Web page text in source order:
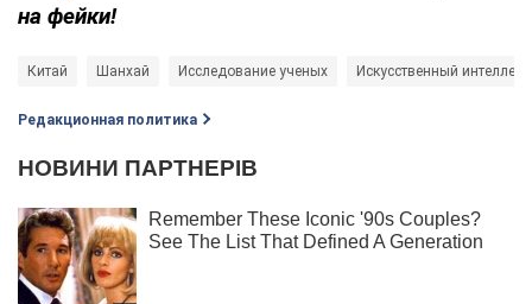
на фейки!
Китай Шанхай Исследование ученых Искусственный
Редакционная политика